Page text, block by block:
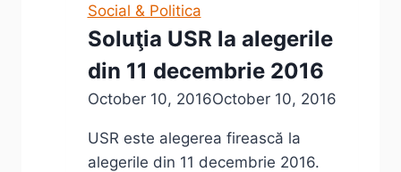
pentru
alegerile
din
11
2016
Social & Politica
Soluţia USR la alegerile
din 11 decembrie 2016
October 10, 2016October 10, 2016
USR este alegerea firească la
alegerile din 11 decembrie 2016.